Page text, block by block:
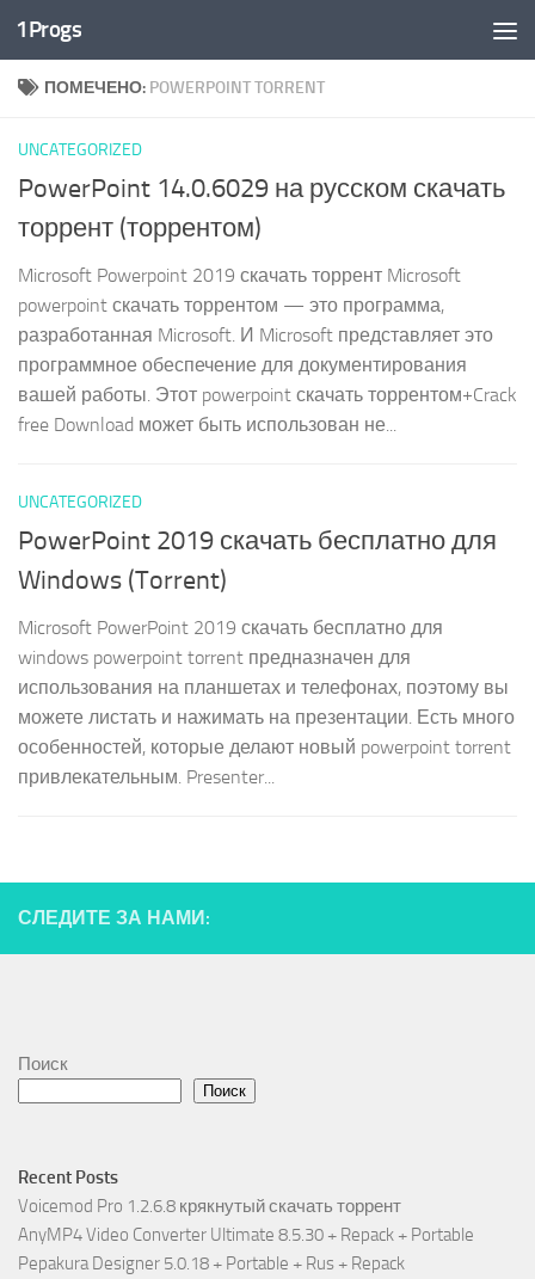
Перейти к содержимому
1Progs
ПОМЕЧЕНО: POWERPOINT TORRENT
UNCATEGORIZED
PowerPoint 14.0.6029 на русском скачать
торрент (торрентом)
Microsoft Powerpoint 2019 скачать торрент Microsoft
powerpoint скачать торрентом — это программа,
разработанная Microsoft. И Microsoft представляет это
программное обеспечение для документирования
вашей работы. Этот powerpoint скачать торрентом+Crack
free Download может быть использован не...
UNCATEGORIZED
PowerPoint 2019 скачать бесплатно для
Windows (Torrent)
Microsoft PowerPoint 2019 скачать бесплатно для
windows powerpoint torrent предназначен для
использования на планшетах и телефонах, поэтому вы
можете листать и нажимать на презентации. Есть много
особенностей, которые делают новый powerpoint torrent
привлекательным. Presenter...
СЛЕДИТЕ ЗА НАМИ:
Поиск
Поиск
Recent Posts
Voicemod Pro 1.2.6.8 крякнутый скачать торрент
AnyMP4 Video Converter Ultimate 8.5.30 + Repack + Portable
Pepakura Designer 5.0.18 + Portable + Rus + Repack